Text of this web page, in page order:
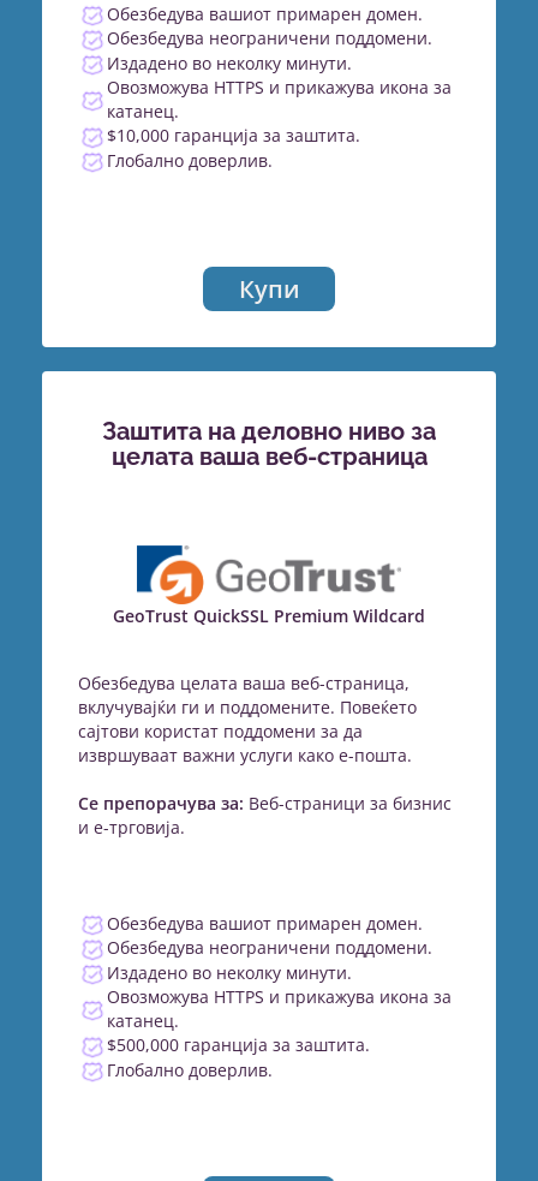
Обезбедува вашиот примарен домен.
Обезбедува неограничени поддомени.
Издадено во неколку минути.
Овозможува HTTPS и прикажува икона за
катанец.
$10,000 гаранција за заштита.
Глобално доверлив.
Купи
Заштита на деловно ниво за
целата ваша веб-страница
GeoTrust QuickSSL Premium Wildcard
Обезбедува целата ваша веб-страница,
вклучувајќи ги и поддомените. Повеќето
сајтови користат поддомени за да
извршуваат важни услуги како е-пошта.
Се препорачува за: Веб-страници за бизнис
и е-трговија.
Обезбедува вашиот примарен домен.
Обезбедува неограничени поддомени.
Издадено во неколку минути.
Овозможува HTTPS и прикажува икона за
катанец.
$500,000 гаранција за заштита.
Глобално доверлив.